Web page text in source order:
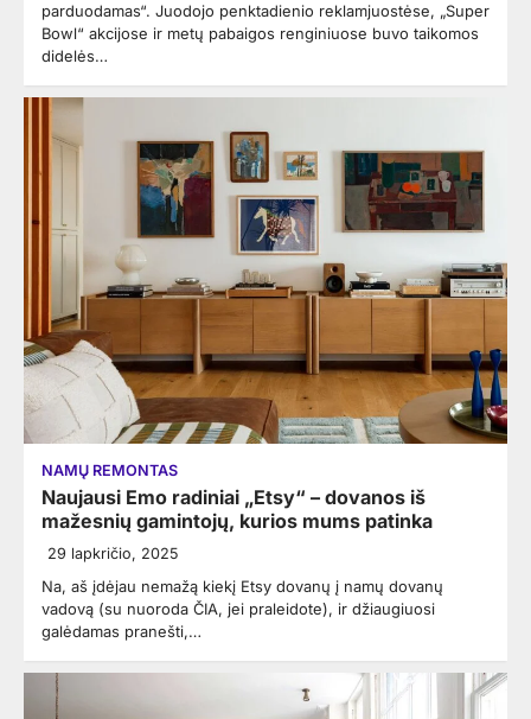
parduodamas“. Juodojo penktadienio reklamjuostėse, „Super
Bowl“ akcijose ir metų pabaigos renginiuose buvo taikomos
didelės…
NAMŲ REMONTAS
Naujausi Emo radiniai „Etsy“ – dovanos iš
mažesnių gamintojų, kurios mums patinka
29 lapkričio, 2025
Na, aš įdėjau nemažą kiekį Etsy dovanų į namų dovanų
vadovą (su nuoroda ČIA, jei praleidote), ir džiaugiuosi
galėdamas pranešti,…